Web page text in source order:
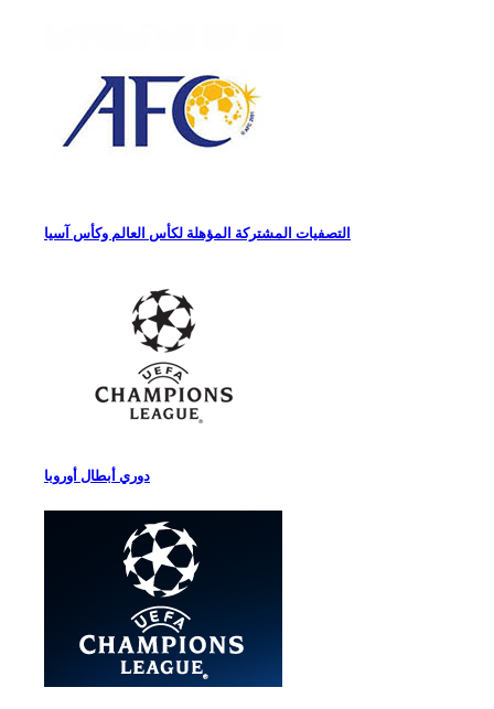
التصفيات المشتركة المؤهلة لكأس العالم وكأس آسيا
دوري أبطال أوروبا